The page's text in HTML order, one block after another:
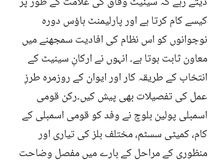
کیسے کام کرتا ہے اور پارلیمنٹ ہاؤس دورہ
نوجوانوں کو اس نظام کی افادیت سمجھنے میں
معاون ثابت ہوتا ہے۔ انہوں نے ارکانِ سینیٹ کے
انتخاب کے طریقہ کار اور ایوان کے روزمرہ طرزِ
عمل کی تفصیلات بھی پیش کیں۔رکن قومی
اسمبلی پولین بلوچ نے وفد کو قومی اسمبلی کے
کام، کمیٹی سسٹم، مختلف بلز کی تیاری اور
منظوری کے مراحل کے بارے میں مفصل وضاحت